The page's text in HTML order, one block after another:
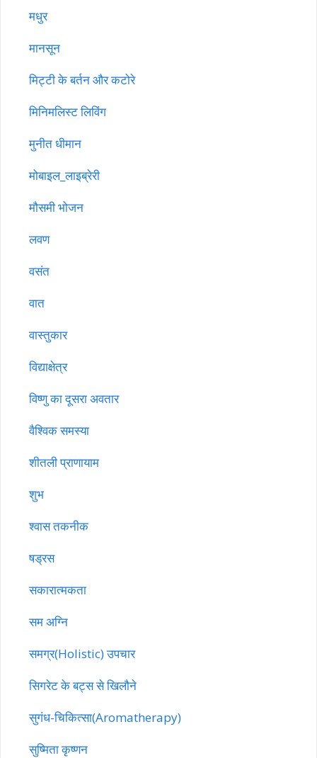
मधुर
मानसून
मिट्टी के बर्तन और कटोरे
मिनिमलिस्ट लिविंग
मुनीत धीमान
मोबाइल_लाइब्रेरी
मौसमी भोजन
लवण
वसंत
वात
वास्तुकार
विद्याक्षेत्र
विष्णु का दूसरा अवतार
वैश्विक समस्या
शीतली प्राणायाम
शुभ
श्वास तकनीक
षड्रस
सकारात्मकता
सम अग्नि
समग्र(Holistic) उपचार
सिगरेट के बट्स से खिलौने
सुगंध-चिकित्सा(Aromatherapy)
सुष्मिता कृष्णन